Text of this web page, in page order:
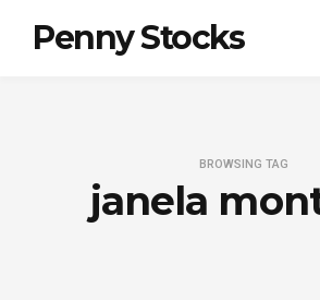
Penny Stocks
BROWSING TAG
janela